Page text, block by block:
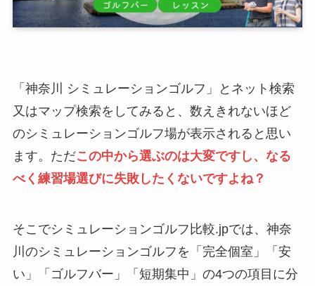
「神奈川 シミュレーションゴルフ」とネット検索
又はマップ検索をしてみると、数えきれないほど
のシミュレーションゴルフ場が表示されると思い
ます。ただこの中から選ぶのは大変ですし、なる
べく練習場選びに失敗したくないですよね？
そこでシミュレーションゴルフ比較.jpでは、神奈
川のシミュレーションゴルフを「完全個室」「安
い」「ゴルフバー」「短期集中」の4つの項目に分